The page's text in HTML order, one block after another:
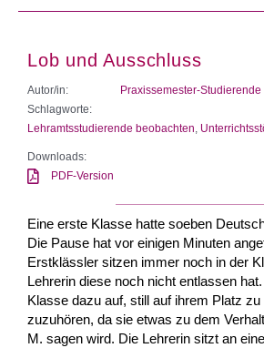
Lob und Ausschluss
Autor/in:
Praxissemester-Studierende
Schlagworte:
Lehramtsstudierende beobachten
Downloads:
PDF-Version
Eine erste Klasse hatte soeben
Die Pause hat vor einigen Minuten
Erstklässler sitzen immer noch in der
Lehrerin diese noch nicht entlassen
Klasse dazu auf, still auf ihrem Platz
zuzuhören, da sie etwas zu dem
M. sagen wird. Die Lehrerin sitzt an